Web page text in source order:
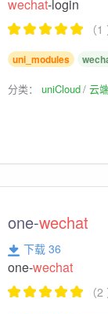
wechat-login
（
uni_modules
分类：uniCloud 云
one-wechat
下载 36
one-wechat
（